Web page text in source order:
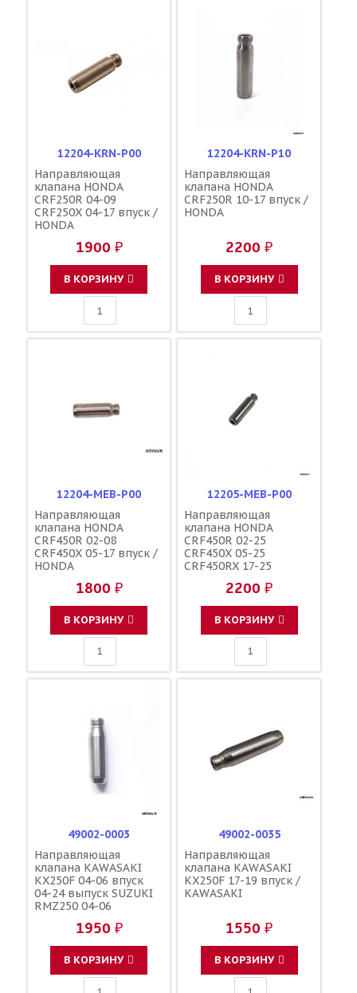
12204-KRN-P00
Направляющая
клапана HONDA
CRF250R 04-09
CRF250X 04-17 впуск /
HONDA
1900 ₽
В КОРЗИНУ
12204-KRN-P10
Направляющая
клапана HONDA
CRF250R 10-17 впуск /
HONDA
2200 ₽
В КОРЗИНУ
12204-MEB-P00
Направляющая
клапана HONDA
CRF450R 02-08
CRF450X 05-17 впуск /
HONDA
1800 ₽
В КОРЗИНУ
12205-MEB-P00
Направляющая
клапана HONDA
CRF450R 02-25
CRF450X 05-25
CRF450RX 17-25
2200 ₽
В КОРЗИНУ
49002-0003
Направляющая
клапана KAWASAKI
KX250F 04-06 впуск
04-24 выпуск SUZUKI
RMZ250 04-06
KAWASAKI K4900-
20003
1950 ₽
В КОРЗИНУ
49002-0035
Направляющая
клапана KAWASAKI
KX250F 17-19 впуск /
KAWASAKI
1550 ₽
В КОРЗИНУ